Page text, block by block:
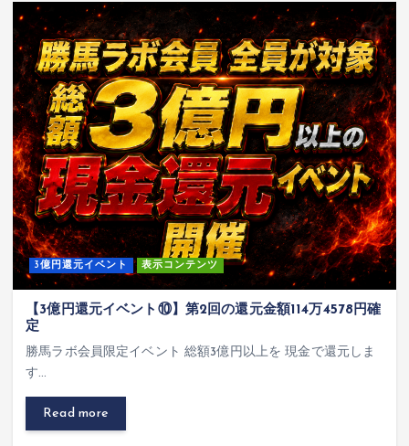
3億円還元イベント 表示コンテンツ
【3億円還元イベント⑩】第2回の還元金額114万4578円確
定
勝馬ラボ会員限定イベント 総額3億円以上を 現金で還元しま
す…
Read more